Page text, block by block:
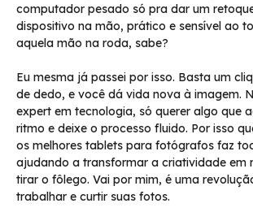
computador pesado só pra dar um
dispositivo na mão, prático e sensível ao
aquela mão na roda, sabe?
Eu mesma já passei por isso. Basta um
de dedo, e você dá vida nova à imagem.
expert em tecnologia, só querer algo que
ritmo e deixe o processo fluido. Por isso
os melhores tablets para fotógrafos faz
ajudando a transformar a criatividade em
tirar o fôlego. Vai por mim, é uma
trabalhar e curtir suas fotos.